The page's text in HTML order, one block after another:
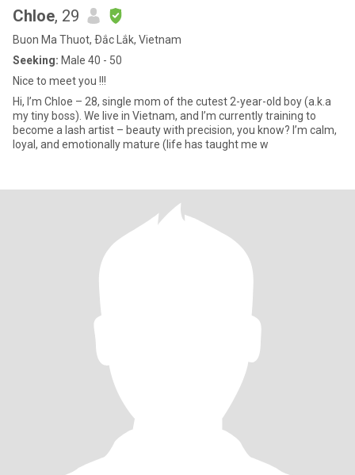
Chloe, 29
Buon Ma Thuot, Ðắc Lắk, Vietnam
Seeking: Male 40 - 50
Nice to meet you !!!
Hi, I’m Chloe – 28, single mom of the cutest 2-year-old boy (a.k.a
my tiny boss). We live in Vietnam, and I’m currently training to
become a lash artist – beauty with precision, you know? I’m calm,
loyal, and emotionally mature (life has taught me w